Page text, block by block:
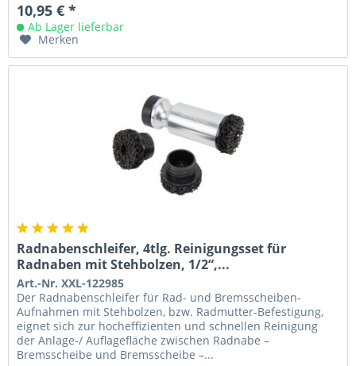
10,95 € *
Ab Lager lieferbar
Merken
Radnabenschleifer, 4tlg. Reinigungsset für
Radnaben mit Stehbolzen, 1/2“,...
Art.-Nr. XXL-122985
Der Radnabenschleifer für Rad- und Bremsscheiben-
Aufnahmen mit Stehbolzen, bzw. Radmutter-Befestigung,
eignet sich zur hocheffizienten und schnellen Reinigung
der Anlage-/ Auflagefläche zwischen Radnabe –
Bremsscheibe und Bremsscheibe –...